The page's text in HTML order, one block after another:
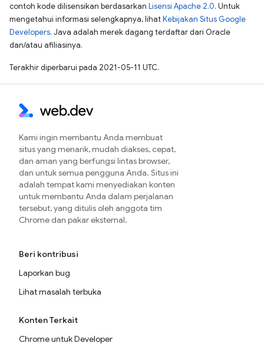
contoh kode dilisensikan berdasarkan Lisensi Apache 2.0. Untuk
mengetahui informasi selengkapnya, lihatKebijakan Situs Google
Developers. Java adalah merek dagang terdaftar dari Oracle
dan/atau afiliasinya.
Terakhir diperbarui pada 2021-05-11 UTC.
Kami ingin membantu Anda membuat
situs yang menarik, mudah diakses, cepat,
dan aman yang berfungsi lintas browser,
dan untuk semua pengguna Anda. Situs ini
adalah tempat kami menyediakan konten
untuk membantu Anda dalam perjalanan
tersebut, yang ditulis oleh anggota tim
Chrome dan pakar eksternal.
Beri kontribusi
Laporkan bug
Lihat masalah terbuka
Konten Terkait
Chrome untuk Developer